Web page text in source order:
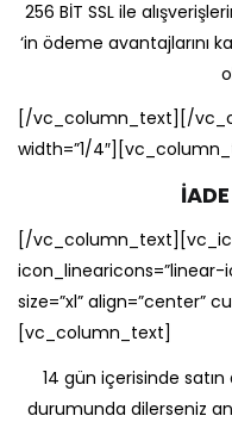
256 BİT SSL ile
‘in ödeme avantajlarını
[/vc_column_text][/
width=”1/
[/
size=”xl” align=”center”
[vc_column_text]
14 gün içerisinde satın
durumunda dilerseniz